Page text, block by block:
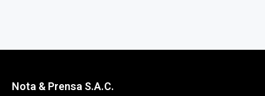
Nota & Prensa S.A.C.